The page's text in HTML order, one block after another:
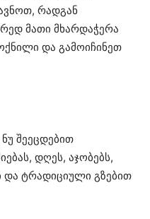
რადგან
მათი მხარდაჭერა
და გამოიჩინეთ
ნუ შეეცდებით
დღეს, აჯობებს,
ტრადიციული გზებით